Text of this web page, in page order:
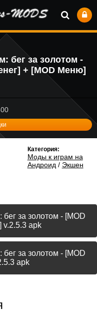
бег за золотом -
+ [MOD Меню]
Категория:
Моды к играм на
Андроид / Экшен
за золотом - [MOD
v.2.5.3 apk
за золотом - [MOD
apk